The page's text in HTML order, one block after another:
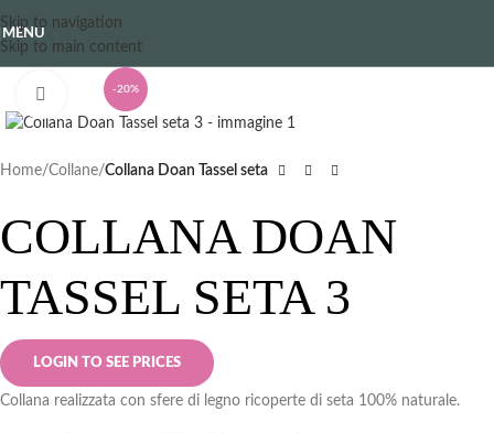
Skip to navigation
Skip to main content
MENU
-20%
Clicca per ingrandire
Home Collane Collana Doan Tassel seta
COLLANA DOAN
TASSEL SETA 3
LOGIN TO SEE PRICES
Collana realizzata con sfere di legno ricoperte di seta 100% naturale.